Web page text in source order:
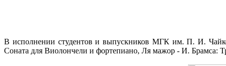
В исполнении студентов и выпускников МГК им. П. И.
Соната для Виолончели и фортепиано, Ля мажор - И.